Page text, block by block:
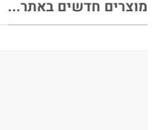
מוצרים חדשים באתר...